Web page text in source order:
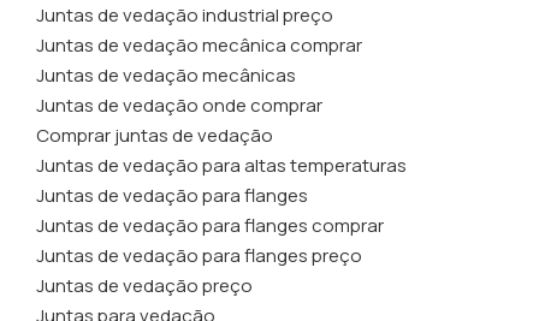
Juntas de vedação industrial preço
Juntas de vedação mecânica comprar
Juntas de vedação mecânicas
Juntas de vedação onde comprar
Comprar juntas de vedação
Juntas de vedação para altas temperaturas
Juntas de vedação para flanges
Juntas de vedação para flanges comprar
Juntas de vedação para flanges preço
Juntas de vedação preço